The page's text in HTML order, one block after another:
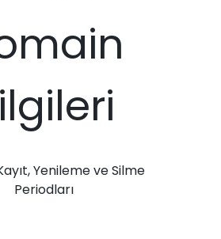
Yenileme ve Silme
Periodları